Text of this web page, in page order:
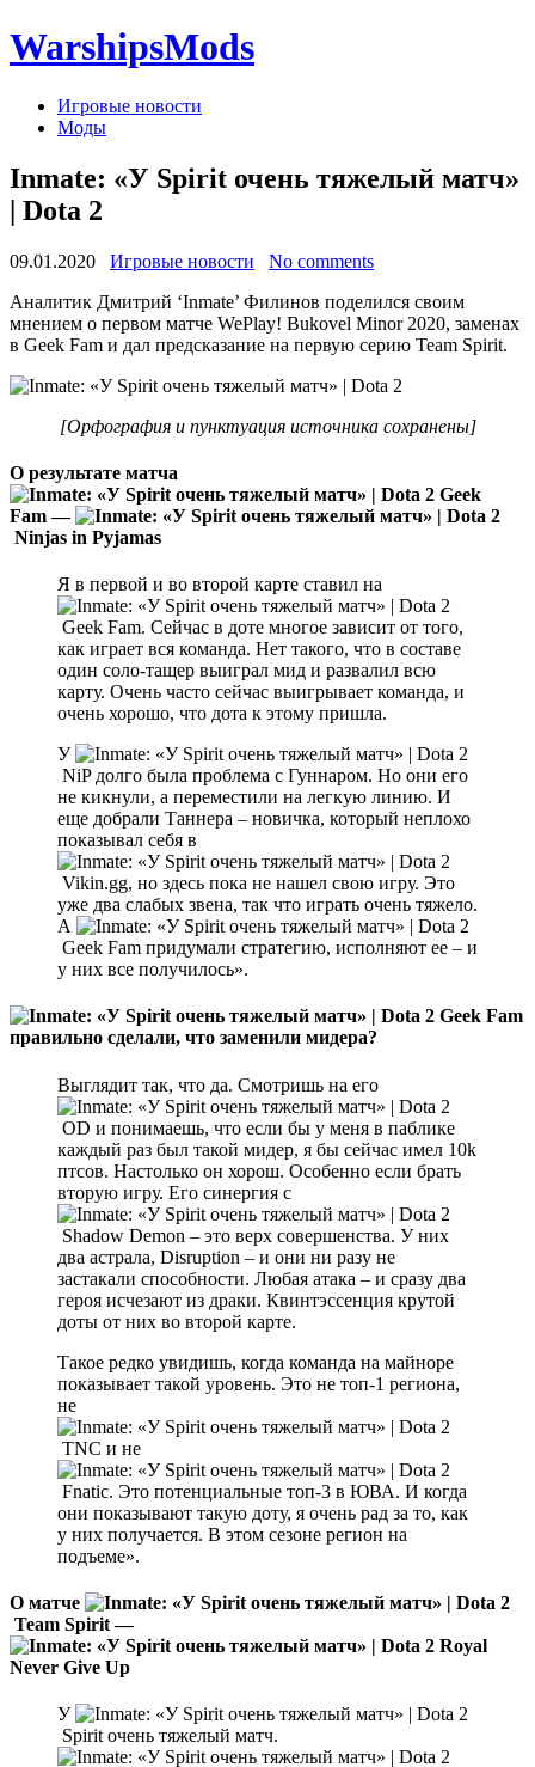
WarshipsMods
Игровые новости
Моды
Inmate: «У Spirit очень тяжелый матч»
| Dota 2
09.01.2020 Игровые новости
No comments
Аналитик Дмитрий ‘Inmate’ Филинов поделился своим
мнением о первом матче WePlay! Bukovel Minor 2020, заменах
в Geek Fam и дал предсказание на первую серию Team Spirit.
[Орфография и пунктуация источника сохранены]
О результате матча
Geek
Fam —
Ninjas in Pyjamas
Я в первой и во второй карте ставил на
Geek Fam. Сейчас в доте многое зависит от того,
как играет вся команда. Нет такого, что в составе
один соло-тащер выиграл мид и развалил всю
карту. Очень часто сейчас выигрывает команда, и
очень хорошо, что дота к этому пришла.
У
NiP долго была проблема с Гуннаром. Но они его
не кикнули, а переместили на легкую линию. И
еще добрали Таннера – новичка, который неплохо
показывал себя в
Vikin.gg, но здесь пока не нашел свою игру. Это
уже два слабых звена, так что играть очень тяжело.
А
Geek Fam придумали стратегию, исполняют ее – и
у них все получилось».
Geek Fam
правильно сделали, что заменили мидера?
Выглядит так, что да. Смотришь на его
OD и понимаешь, что если бы у меня в паблике
каждый раз был такой мидер, я бы сейчас имел 10k
птсов. Настолько он хорош. Особенно если брать
вторую игру. Его синергия с
Shadow Demon – это верх совершенства. У них
два астрала, Disruption – и они ни разу не
застакали способности. Любая атака – и сразу два
героя исчезают из драки. Квинтэссенция крутой
доты от них во второй карте.
Такое редко увидишь, когда команда на майноре
показывает такой уровень. Это не топ-1 региона,
не
TNC и не
Fnatic. Это потенциальные топ-3 в ЮВА. И когда
они показывают такую доту, я очень рад за то, как
у них получается. В этом сезоне регион на
подъеме».
О матче
Team Spirit —
Royal
Never Give Up
У
Spirit очень тяжелый матч.